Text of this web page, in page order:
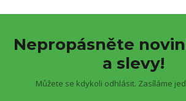
Nepropásněte
a slevy!
Můžete se kdykoli odhlásit. Zasíláme